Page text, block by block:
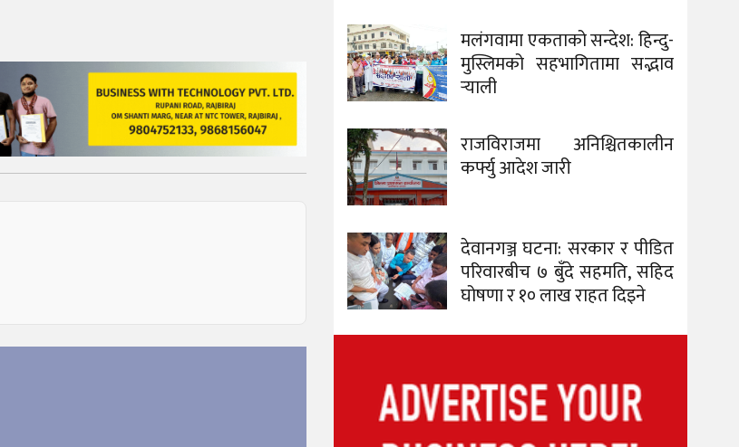
मलंगवामा एकताको सन्देश: हिन्दु-
मुस्लिमको सहभागितामा सद्भाव
र्‍याली
राजविराजमा अनिश्चितकालीन
कर्फ्यु आदेश जारी
देवानगञ्ज घटना: सरकार र पीडित
परिवारबीच ७ बुँदे सहमति, सहिद
घोषणा र १० लाख राहत दिइने